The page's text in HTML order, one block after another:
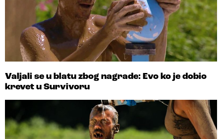
Valjali se u blatu zbog nagrade: Evo ko je dobio
krevet u Survivoru